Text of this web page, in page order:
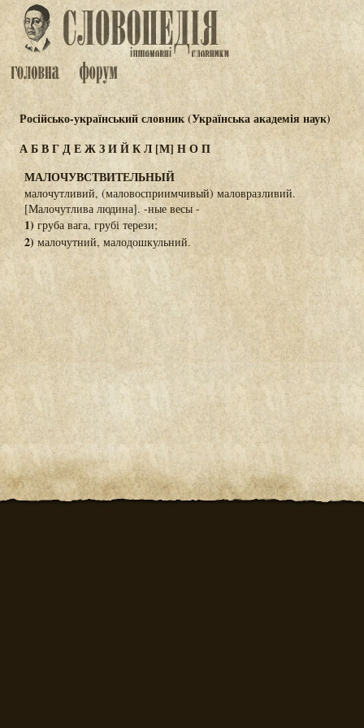
Російсько-український словник (Українська академія наук)
АБВГДЕЖЗИЙКЛ[М] НОП
МАЛОЧУВСТВИТЕЛЬНЫЙ
малочутливий, (маловосприимчивый) маловразливий.
[Малочутлива людина]. -ные весы -
1) груба вага, грубі терези;
2) малочутний, малодошкульний.